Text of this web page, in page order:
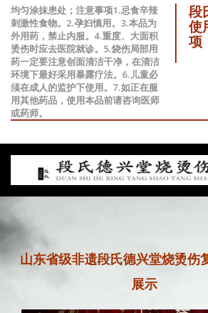
均匀涂抹患处；注意事项1.忌食辛辣
刺激性食物。2.孕妇慎用。3.本品为
外用药，禁止内服。4.重度、大面积
烫伤时应去医院就诊。5.烧伤局部用
药一定要注意创面清洁干净，在清洁
环境下最好采用暴露疗法。6.儿童必
须在成人的监护下使用。7.如正在服
用其他药品，使用本品前请咨询医师
或药师。
段
使
项
山东省级非遗段氏德兴堂烧烫伤
展示